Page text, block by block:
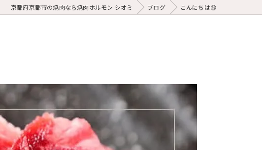
京都府京都市の焼肉なら焼肉ホルモン シオミ ブログ こんにちは😃